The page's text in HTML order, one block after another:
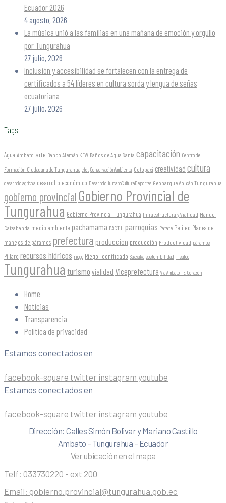
Ecuador 2026
4 agosto, 2026
La música unió a las familias en una mañana de emoción y orgullo
por Tungurahua
27 julio, 2026
Inclusión y accesibilidad se fortalecen con la entrega de
certificados a 54 líderes en cultura sorda y lengua de señas
ecuatoriana
27 julio, 2026
Tags
Agua Ambato arte Banco Alemán KFW Baños de Agua Santa capacitación Centro de
Formación Ciudadana de Tungurahua cfct ConservaciónAmbiental Cotopaxi creatividad cultura
desarrollo agrícola desarrollo económico DesarrolloHumanoCulturaDeportes Geoparque Volcán Tungurahua
gobierno provincial Gobierno Provincial de
Tungurahua Gobierno Provincial Tungurahua Infraestructura y Vialidad Manuel
Caizabanda medio ambiente pachamama PACT II parroquias Patate Pelileo Planes de
manejos de páramos prefectura produccion producción Productividad páramos
Píllaro recursos hídricos riego Riego Tecnificado Salasaka sostenibilidad Tisaleo
Tungurahua turismo vialidad Viceprefectura Vía Ambato - El Corazón
Home
Noticias
Transparencia
Política de privacidad
Estamos conectados en
facebook-square twitter instagram youtube
Estamos conectados en
facebook-square twitter instagram youtube
Dirección: Calles Simón Bolivar y Mariano Castillo
Ambato – Tungurahua – Ecuador
Ver ubicación en el mapa
Telf: 033730220 - ext 200
Email: gobierno.provincial@tungurahua.gob.ec